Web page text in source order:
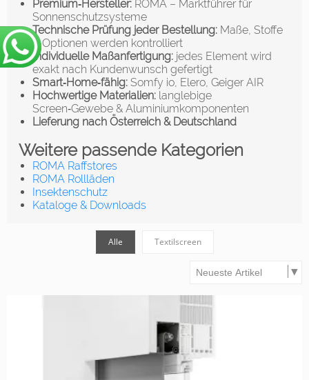
Premium‑Hersteller: ROMA – Marktführer für
Sonnenschutzsysteme
Technische Prüfung jeder Bestellung: Maße, Stoffe
& Optionen werden kontrolliert
Individuelle Maßanfertigung: jedes Element wird
exakt nach Kundenwunsch gefertigt
Smart‑Home‑fähig: Somfy io, Elero, Geiger AIR
Hochwertige Materialien: langlebige
Screen‑Gewebe & Aluminiumkomponenten
Lieferung nach Österreich & Deutschland
Weitere passende Kategorien
ROMA Raffstores
ROMA Rollläden
Insektenschutz
Kataloge & Downloads
Alle Textilscreen